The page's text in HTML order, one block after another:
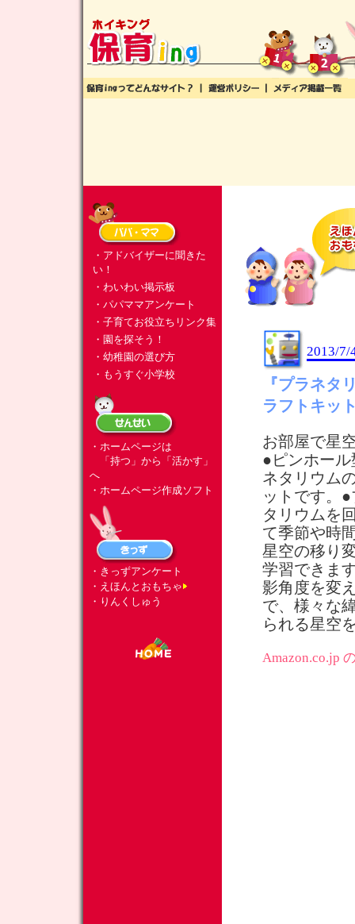
・アドバイザーに聞きた
い！
・わいわい掲示板
・パパママアンケート
・子育てお役立ちリンク集
・園を探そう！
・幼稚園の選び方
・もうすぐ小学校
・ホームページは
「持つ」から「活かす」
へ
・ホームページ作成ソフト
・きっずアンケート
・えほんとおもちゃ
・りんくしゅう
2013/7/
『プラネタ
ラフトキッ
お部屋で星
●ピンホール
ネタリウム
ットです。
タリウムを
て季節や時
星空の移り
学習できま
影角度を変
で、様々な
られる星空
Amazon.co.jp